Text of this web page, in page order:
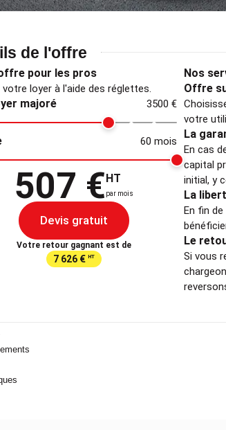
de l'offre
pour les pros
votre loyer à l'aide des réglettes.
majoré 3500 €
60 mois
507 €HT
par mois
Devis gratuit
Votre retour gagnant est de
7 626 €HT
Nos
Offre
votre
La
En cas
capital
initial, y
La
En fin
Le
Si vous